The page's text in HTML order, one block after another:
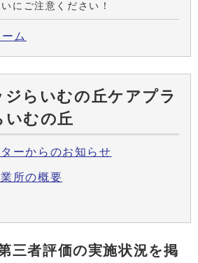
にご注意ください！
ム
らいむの丘ケアプラ
いむの丘
ーからのお知らせ
所の概要
三者評価の実施状況を掲